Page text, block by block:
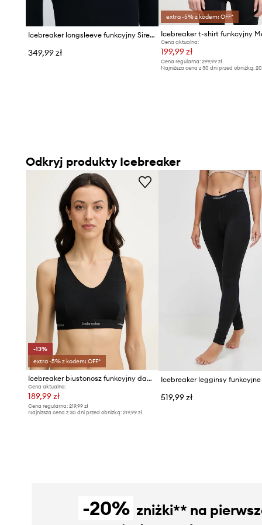
Icebreaker longsleeve funkcyjny Siren
349,99 zł
extra -5% z kodem: OFF*
Cena aktualna:
199,99 zł
Cena regularna:299,99 zł
Najniższa cena z 30 dni przed obniżką:
Odkryj produkty Icebreaker
-13%
extra -5% z kodem: OFF*
Icebreaker biustonosz funkcyjny damski z wełną merino Racerback
Cena aktualna:
189,99 zł
Cena regularna: 219,99 zł
Najniższa cena z 30 dni przed obniżką: 219,99 zł
519,99 zł
-20% zniżki** na